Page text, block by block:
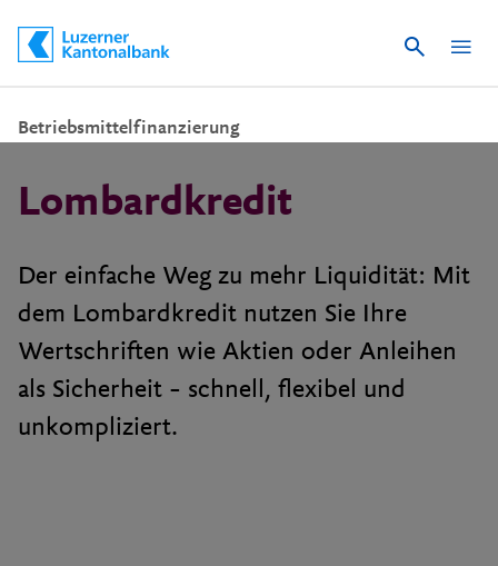
Suche
Betriebsmittelfinanzierung
Lombardkredit
Der einfache Weg zu mehr Liquidität: Mit
dem Lombardkredit nutzen Sie Ihre
Wertschriften wie Aktien oder Anleihen
als Sicherheit – schnell, flexibel und
unkompliziert.